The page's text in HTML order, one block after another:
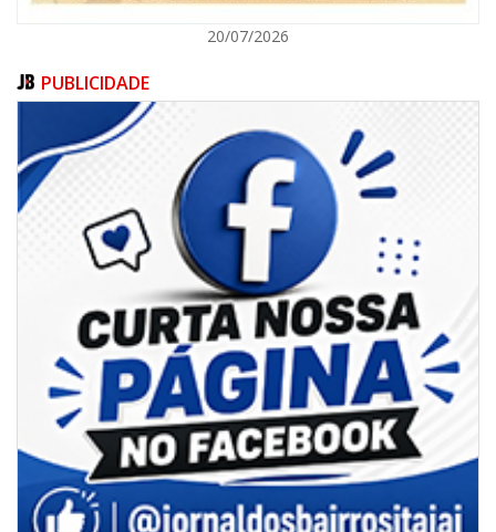
07/08/2026 | 18:12
Festa das Tradições Brasileiras reúne 4.145 pessoas na estreia, e
Reginaldo Sama sobe ao palco nesta sexta, às 19h
BALNEÁRIO CAMBORIÚ
20/07/2026
PUBLICIDADE